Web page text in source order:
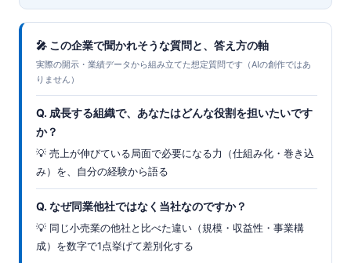
🎤 この企業で聞かれそうな質問と、答え方の軸
実際の開示・業績データから組み立てた想定質問です（AIの創作ではあ
りません）
Q. 成長する組織で、あなたはどんな役割を担いたいです
か？
💡 売上が伸びている局面で必要になる力（仕組み化・巻き込
み）を、自分の経験から語る
Q. なぜ同業他社ではなく当社なのですか？
💡 同じ小売業の他社と比べた違い（規模・収益性・事業構
成）を数字で1点挙げて差別化する